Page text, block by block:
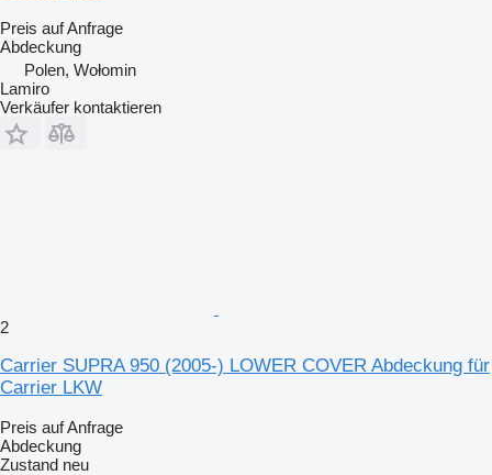
Preis auf Anfrage
Abdeckung
Polen, Wołomin
Lamiro
Verkäufer kontaktieren
2
Carrier SUPRA 950 (2005-) LOWER COVER Abdeckung für
Carrier LKW
Preis auf Anfrage
Abdeckung
Zustand neu